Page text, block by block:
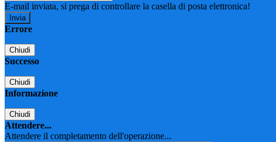
E-mail inviata, si prega di controllare la casella di posta elettronica!
Errore
Chiudi
Successo
Chiudi
Informazione
Chiudi
Attendere...
Attendere il completamento dell'operazione...